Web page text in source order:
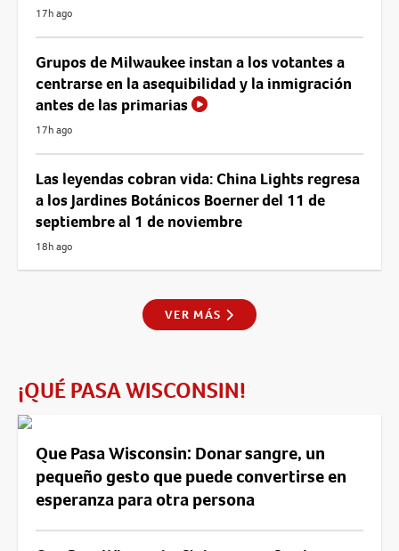
17h ago
Grupos de Milwaukee instan a los votantes a
centrarse en la asequibilidad y la inmigración
antes de las primarias
17h ago
Las leyendas cobran vida: China Lights regresa
a los Jardines Botánicos Boerner del 11 de
septiembre al 1 de noviembre
18h ago
VER MÁS
¡QUÉ PASA WISCONSIN!
Que Pasa Wisconsin: Donar sangre, un
pequeño gesto que puede convertirse en
esperanza para otra persona